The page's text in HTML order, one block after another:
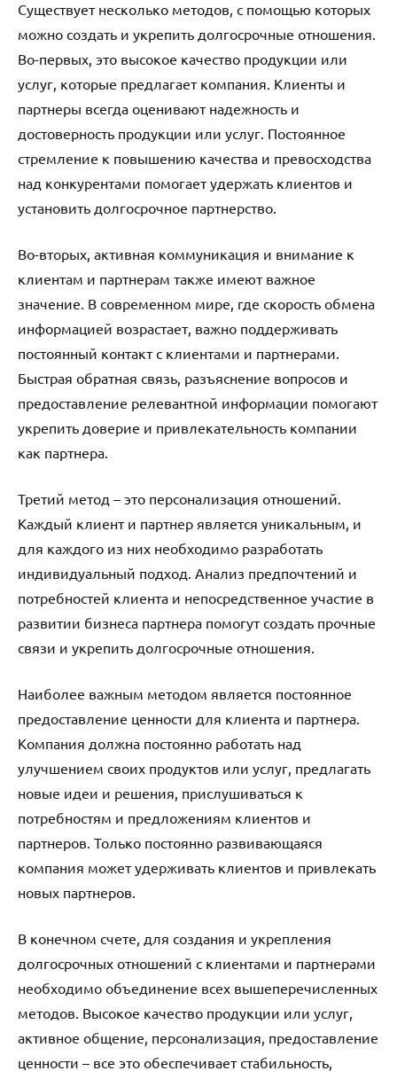
Существует несколько методов, с помощью которых
можно создать и укрепить долгосрочные отношения.
Во-первых, это высокое качество продукции или
услуг, которые предлагает компания. Клиенты и
партнеры всегда оценивают надежность и
достоверность продукции или услуг. Постоянное
стремление к повышению качества и превосходства
над конкурентами помогает удержать клиентов и
установить долгосрочное партнерство.
Во-вторых, активная коммуникация и внимание к
клиентам и партнерам также имеют важное
значение. В современном мире, где скорость обмена
информацией возрастает, важно поддерживать
постоянный контакт с клиентами и партнерами.
Быстрая обратная связь, разъяснение вопросов и
предоставление релевантной информации помогают
укрепить доверие и привлекательность компании
как партнера.
Третий метод – это персонализация отношений.
Каждый клиент и партнер является уникальным, и
для каждого из них необходимо разработать
индивидуальный подход. Анализ предпочтений и
потребностей клиента и непосредственное участие в
развитии бизнеса партнера помогут создать прочные
связи и укрепить долгосрочные отношения.
Наиболее важным методом является постоянное
предоставление ценности для клиента и партнера.
Компания должна постоянно работать над
улучшением своих продуктов или услуг, предлагать
новые идеи и решения, прислушиваться к
потребностям и предложениям клиентов и
партнеров. Только постоянно развивающаяся
компания может удерживать клиентов и привлекать
новых партнеров.
В конечном счете, для создания и укрепления
долгосрочных отношений с клиентами и партнерами
необходимо объединение всех вышеперечисленных
методов. Высокое качество продукции или услуг,
активное общение, персонализация, предоставление
ценности – все это обеспечивает стабильность,